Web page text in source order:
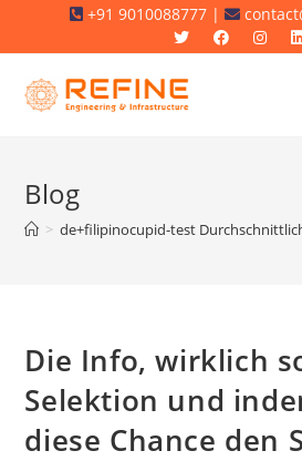
+91 9010088777 |
Blog
> de+filipinocupid-test
Die Info, wirklich
Selektion und
diese Chance den